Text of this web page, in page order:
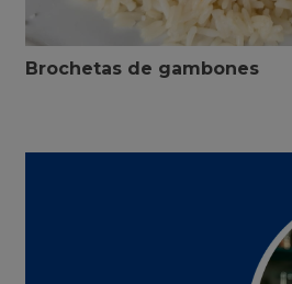
Brochetas de gambones